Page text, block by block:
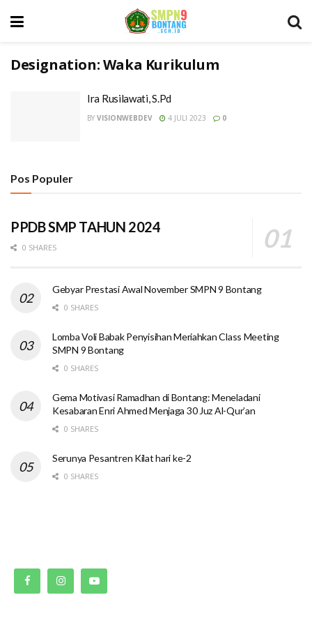
Designation:Waka Kurikulum
Ira Rusilawati, S.Pd
BY VISIONWEBDEV 4 JULI 2023 0
Pos Populer
PPDB SMP TAHUN 2024
0 SHARES
Gebyar Prestasi Awal November SMPN 9 Bontang
0 SHARES
Lomba Voli Babak Penyisihan Meriahkan Class Meeting
SMPN 9 Bontang
0 SHARES
Gema Motivasi Ramadhan di Bontang: Meneladani
Kesabaran Enri Ahmed Menjaga 30 Juz Al-Qur’an
0 SHARES
Serunya Pesantren Kilat hari ke-2
0 SHARES